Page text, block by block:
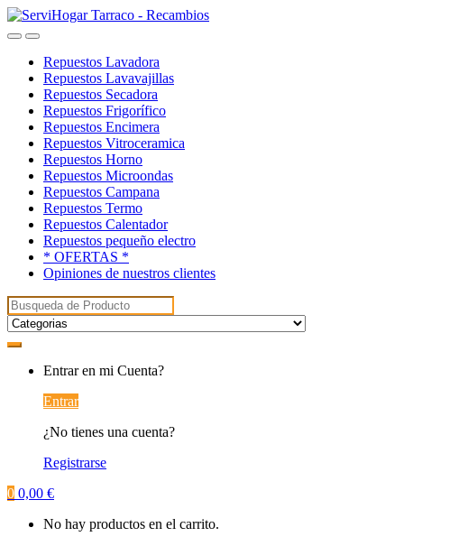
Saltar
a
saltar
al
OpenClose
Repuestos Lavadora
Repuestos Lavavajillas
Repuestos Secadora
Repuestos Frigorífico
Repuestos Encimera
Repuestos Vitroceramica
Repuestos Horno
Repuestos Microondas
Repuestos Campana
Repuestos Termo
Repuestos Calentador
Repuestos pequeño electro
* OFERTAS *
Opiniones de nuestros clientes
Buscar:
Entrar en mi Cuenta?
Entrar
¿No tienes una cuenta?
Registrarse
0 0,00 €
No hay productos en el carrito.